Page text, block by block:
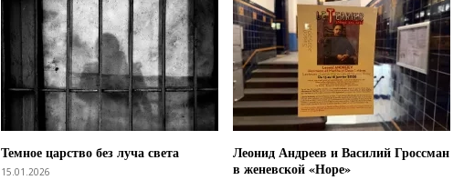
Темное царство без луча света
15.01.2026
Леонид Андреев и Василий Гроссман
в женевской «Норе»